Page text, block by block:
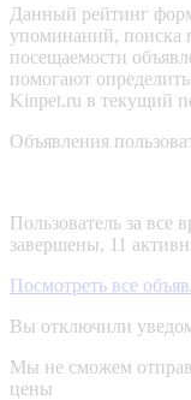
Данный рейтинг
упоминаний, поиска
посещаемости
помогают
Kinpet.ru в текущий
Объявления
Пользователь за все
завершены, 11
Посмотреть все
Вы отключили
Мы не сможем
цены